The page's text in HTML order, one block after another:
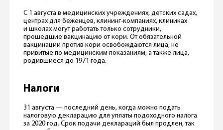
С 1 августа в медицинских учреждениях, детских садах,
центрах для беженцев, клининг-компаниях, клиниках
и школах могут работать только сотрудники,
прошедшие вакцинацию от кори. От обязательной
вакцинации против кори освобождаются лица, не
привитые по медицинским показаниям, а также лица,
родившиеся до 1971 года.
Налоги
31 августа — последний день, когда можно подать
налоговую декларацию для уплаты подоходного налога
за 2020 год. Срок подачи деклараций был продлен, так